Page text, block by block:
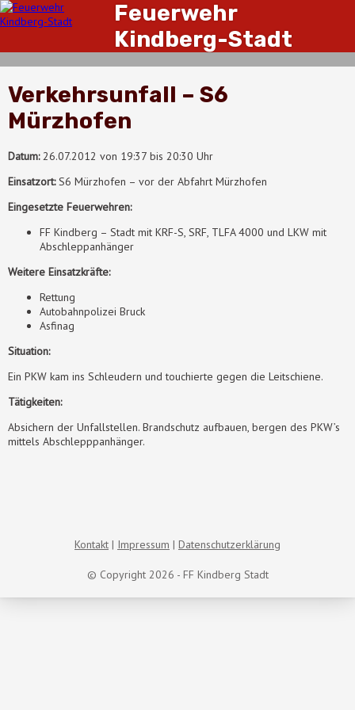
Feuerwehr
Kindberg-Stadt
Verkehrsunfall – S6
Mürzhofen
Datum:26.07.2012 von 19:37 bis 20:30 Uhr
Einsatzort:S6 Mürzhofen – vor der Abfahrt Mürzhofen
Eingesetzte Feuerwehren:
FF Kindberg – Stadt mit KRF-S, SRF, TLFA 4000 und LKW mit
Abschleppanhänger
Weitere Einsatzkräfte:
Rettung
Autobahnpolizei Bruck
Asfinag
Situation:
Ein PKW kam ins Schleudern und touchierte gegen die Leitschiene.
Tätigkeiten:
Absichern der Unfallstellen. Brandschutz aufbauen, bergen des PKW’s
mittels Abschlepppanhänger.
© Copyright 2026 - FF Kindberg Stadt
Kontakt Impressum Datenschutzerklärung